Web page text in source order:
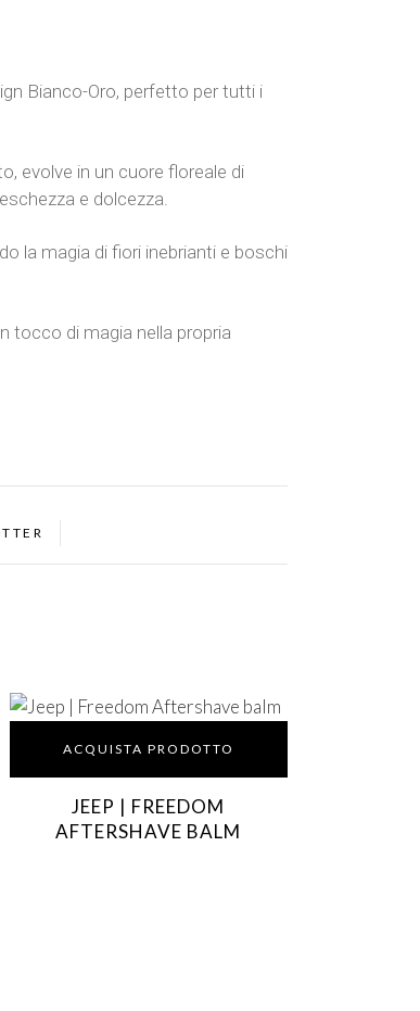
Bianco-Oro, perfetto per tutti i
evolve in un cuore floreale di
e dolcezza.
la magia di fiori inebrianti e boschi
tocco di magia nella propria
ACQUISTA PRODOTTO
JEEP | FREEDOM
AFTERSHAVE BALM